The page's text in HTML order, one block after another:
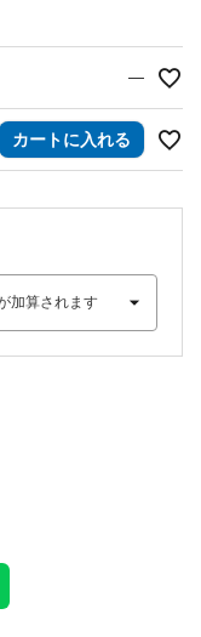
—
カートに入れる